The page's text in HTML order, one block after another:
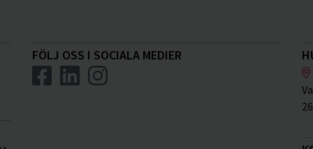
FÖLJ OSS I SOCIALA MEDIER